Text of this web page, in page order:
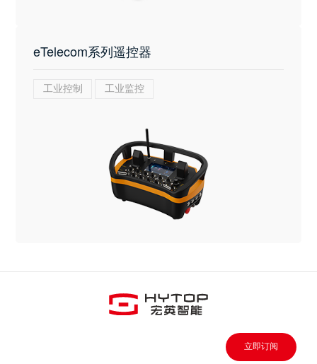
eTelecom系列遥控器
工业控制 工业监控
立即订阅